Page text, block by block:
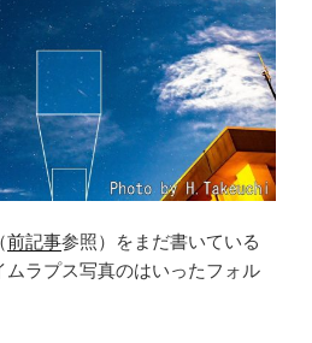
前記事参照）をまだ書いている
ラプス写真のはいったフォル